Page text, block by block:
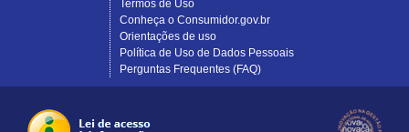
Termos de Uso
Conheça o Consumidor.gov.br
Orientações de uso
Política de Uso de Dados Pessoais
Perguntas Frequentes (FAQ)